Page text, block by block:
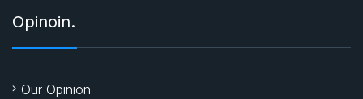
Opinoin.
Our Opinion